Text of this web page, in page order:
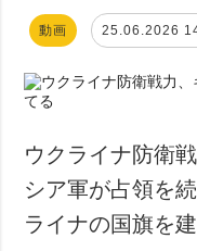
動画 25.06.2026
ウクライナ防衛
シア軍が占領を
ライナの国旗を建